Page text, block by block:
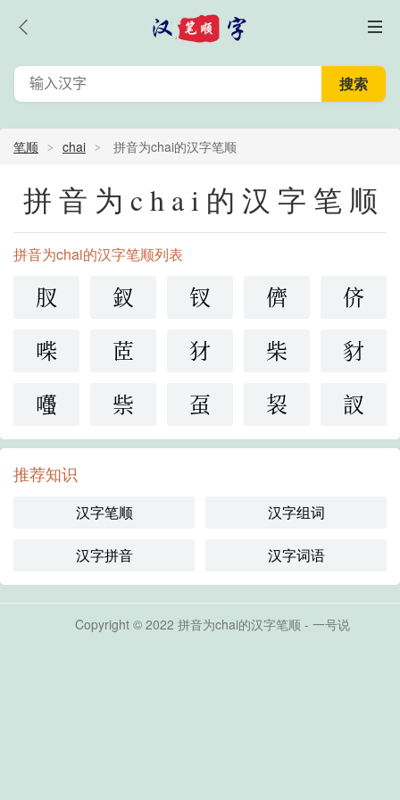
笔顺 chai 拼音为chai的汉字笔顺
拼音为chai的汉字笔顺
拼音为chai的汉字笔顺列表
肞 釵 钗 儕
侪
喍
茝 犲 柴
豺
囆
祡 虿 袃 訍
推荐知识
汉字笔顺 汉字组词
汉字拼音 汉字词语
Copyright © 2022 拼音为chai的汉字笔顺 - 一号说